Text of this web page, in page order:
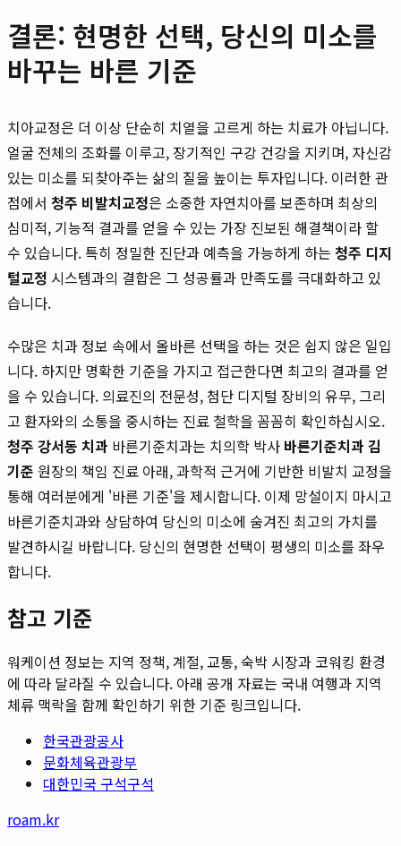
결론: 현명한 선택, 당신의 미소를
바꾸는 바른 기준
치아교정은 더 이상 단순히 치열을 고르게 하는 치료가 아닙니다.
얼굴 전체의 조화를 이루고, 장기적인 구강 건강을 지키며, 자신감
있는 미소를 되찾아주는 삶의 질을 높이는 투자입니다. 이러한 관
점에서 청주 비발치교정은 소중한 자연치아를 보존하며 최상의
심미적, 기능적 결과를 얻을 수 있는 가장 진보된 해결책이라 할
수 있습니다. 특히 정밀한 진단과 예측을 가능하게 하는 청주 디지
털교정 시스템과의 결합은 그 성공률과 만족도를 극대화하고 있
습니다.
수많은 치과 정보 속에서 올바른 선택을 하는 것은 쉽지 않은 일입
니다. 하지만 명확한 기준을 가지고 접근한다면 최고의 결과를 얻
을 수 있습니다. 의료진의 전문성, 첨단 디지털 장비의 유무, 그리
고 환자와의 소통을 중시하는 진료 철학을 꼼꼼히 확인하십시오.
청주 강서동 치과 바른기준치과는 치의학 박사 바른기준치과 김
기준 원장의 책임 진료 아래, 과학적 근거에 기반한 비발치 교정을
통해 여러분에게 '바른 기준'을 제시합니다. 이제 망설이지 마시고
바른기준치과와 상담하여 당신의 미소에 숨겨진 최고의 가치를
발견하시길 바랍니다. 당신의 현명한 선택이 평생의 미소를 좌우
합니다.
참고 기준
워케이션 정보는 지역 정책, 계절, 교통, 숙박 시장과 코워킹 환경
에 따라 달라질 수 있습니다. 아래 공개 자료는 국내 여행과 지역
체류 맥락을 함께 확인하기 위한 기준 링크입니다.
한국관광공사
문화체육관광부
대한민국 구석구석
roam.kr